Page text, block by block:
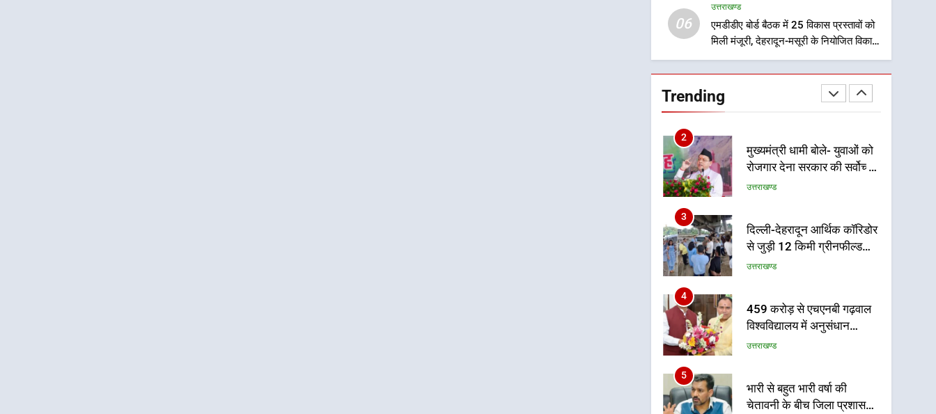
06
उत्तराखण्ड
एमडीडीए बोर्ड बैठक में 25 विकास प्रस्तावों को
मिली मंजूरी, देहरादून-मसूरी के नियोजित विकास
को मिलेगी रफ्तार
Trending
ने हरिद्वार से किया गिरफ्तार
उत्तराखण्ड
1
उत्तराखंड कांग्रेस में बड़ा
संगठनात्मक फेरबदल, नई
कार्यकारिणी और समितियों का
2
मुख्यमंत्री धामी बोले- युवाओं को
रोजगार देना सरकार की सर्वोच्च
प्राथमिकता, आने वाले महीनों में
उत्तराखण्ड
3
दिल्ली-देहरादून आर्थिक कॉरिडोर
से जुड़ी 12 किमी ग्रीनफील्ड
बाईपास परियोजना का डीएम ने
करने के निर्देश, सुरक्षा मानकों से
कोई समझौता नहींः डीएम
उत्तराखण्ड
4
459 करोड़ से एचएनबी गढ़वाल
विश्वविद्यालय में अनुसंधान
संरचना होगी सुदृढ
उत्तराखण्ड
5
भारी से बहुत भारी वर्षा की
चेतावनी के बीच जिला प्रशासन